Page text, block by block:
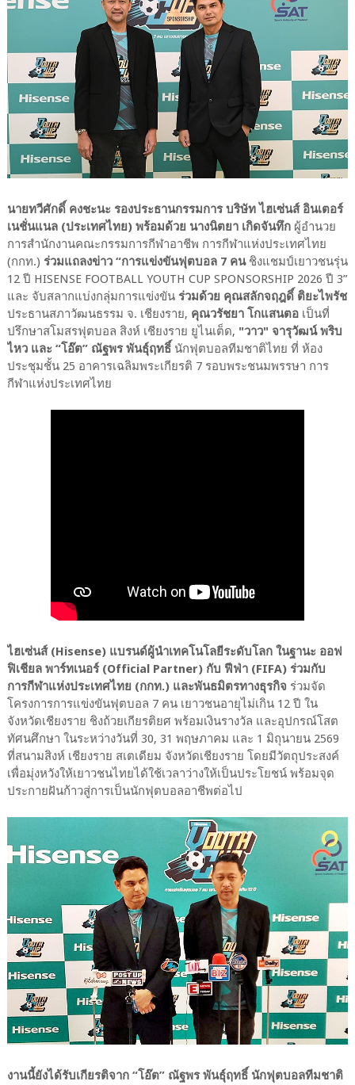
นายทวีศักดิ์ คงชะนะ รองประธานกรรมการ บริษัท ไฮเซ่นส์ อินเตอร์
เนชั่นแนล (ประเทศไทย) พร้อมด้วย นางนิตยา เกิดจันทึก ผู้อำนวย
การสำนักงานคณะกรรมการกีฬาอาชีพ การกีฬาแห่งประเทศไทย
(กกท.) ร่วมแถลงข่าว “การแข่งขันฟุตบอล 7 คน ชิงแชมป์เยาวชนรุ่น
12 ปี HISENSE FOOTBALL YOUTH CUP SPONSORSHIP 2026 ปี 3”
และ จับสลากแบ่งกลุ่มการแข่งขัน ร่วมด้วย คุณสลักจฤฎดิ์ ติยะไพรัช
ประธานสภาวัฒนธรรม จ. เชียงราย, คุณวรัชยา โกแสนตอเป็นที่
ปรึกษาสโมสรฟุตบอล สิงห์ เชียงราย ยูไนเต็ด, "วาว" จารุวัฒน์ พริบ
ไหว และ “โอ๊ต” ณัฐพร พันธุ์ฤทธิ์นักฟุตบอลทีมชาติไทย ที่ ห้อง
ประชุมชั้น 25 อาคารเฉลิมพระเกียรติ 7 รอบพระชนมพรรษา การ
กีฬาแห่งประเทศไทย
ไฮเซ่นส์ (Hisense) แบรนด์ผู้นำเทคโนโลยีระดับโลก ในฐานะ ออฟ
ฟิเชียล พาร์ทเนอร์ (Official Partner) กับ ฟีฟ่า (FIFA) ร่วมกับ
การกีฬาแห่งประเทศไทย (กกท.) และพันธมิตรทางธุรกิจ ร่วมจัด
โครงการการแข่งขันฟุตบอล 7 คน เยาวชนอายุไม่เกิน 12 ปี ใน
จังหวัดเชียงราย ชิงถ้วยเกียรติยศ พร้อมเงินรางวัล และอุปกรณ์โสต
ทัศนศึกษา ในระหว่างวันที่ 30, 31 พฤษภาคม และ 1 มิถุนายน 2569
ที่สนามสิงห์ เชียงราย สเตเดียม จังหวัดเชียงราย โดยมีวัตถุประสงค์
เพื่อมุ่งหวังให้เยาวชนไทยได้ใช้เวลาว่างให้เป็นประโยชน์ พร้อมจุด
ประกายฝันก้าวสู่การเป็นนักฟุตบอลอาชีพต่อไป
งานนี้ยังได้รับเกียรติจาก “โอ๊ต” ณัฐพร พันธุ์ฤทธิ์ นักฟุตบอลทีมชาติ